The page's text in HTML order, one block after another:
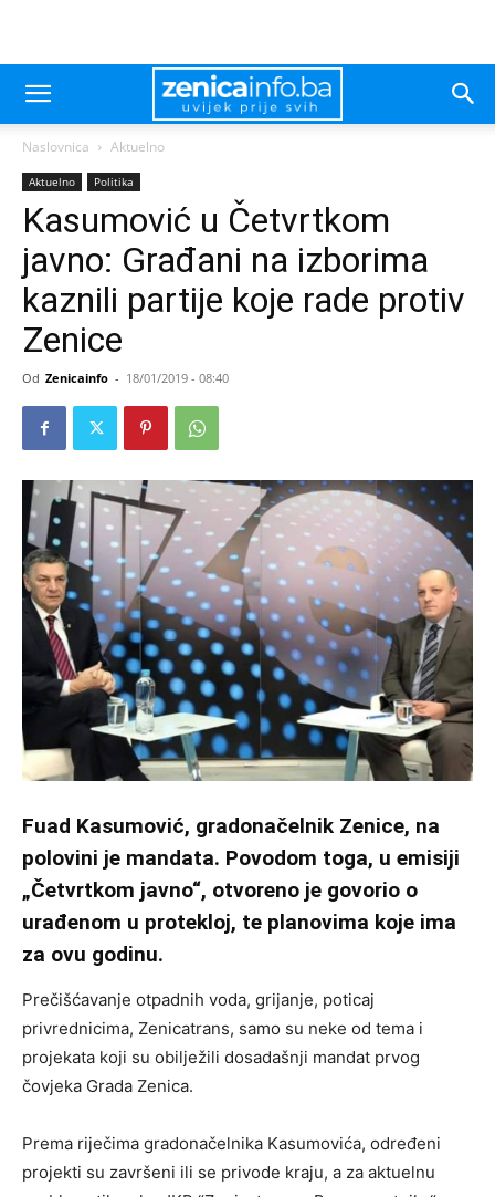
Naslovnica Aktuelno
Aktuelno Politika
Kasumović u Četvrtkom
javno: Građani na izborima
kaznili partije koje rade protiv
Zenice
Od Zenicainfo - 18/01/2019 - 08:40
Fuad Kasumović, gradonačelnik Zenice, na
polovini je mandata. Povodom toga, u emisiji
„Četvrtkom javno“, otvoreno je govorio o
urađenom u protekloj, te planovima koje ima
za ovu godinu.
Prečišćavanje otpadnih voda, grijanje, poticaj
privrednicima, Zenicatrans, samo su neke od tema i
projekata koji su obilježili dosadašnji mandat prvog
čovjeka Grada Zenica.
Prema riječima gradonačelnika Kasumovića, određeni
projekti su završeni ili se privode kraju, a za aktuelnu